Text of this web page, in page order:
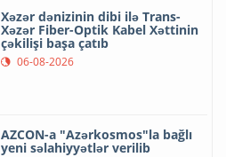
Xəzər dənizinin dibi ilə Trans-
Xəzər Fiber-Optik Kabel Xəttinin
çəkilişi başa çatıb
06-08-2026
AZCON-a "Azərkosmos"la bağlı
yeni səlahiyyətlər verilib